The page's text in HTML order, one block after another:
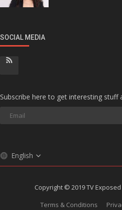
SOCIAL MEDIA
Subscribe here to get interesting stuff
English
Copyright © 2019 TV
Terms & Conditions